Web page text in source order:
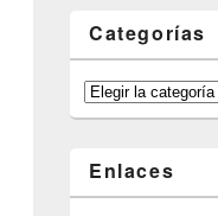
Categorías
Categorías
Enlaces